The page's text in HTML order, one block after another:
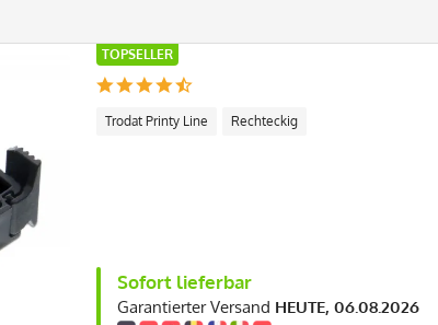
TOPSELLER
Trodat Printy Line Rechteckig
Sofort lieferbar
Garantierter Versand HEUTE, 06.08.2026